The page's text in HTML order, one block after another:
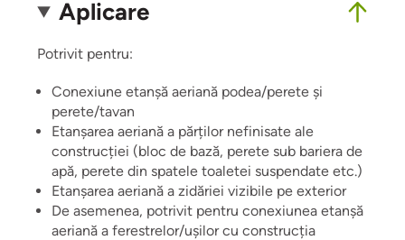
Aplicare
Potrivit pentru:
Conexiune etanșă aeriană podea/perete și
perete/tavan
Etanșarea aeriană a părților nefinisate ale
construcției (bloc de bază, perete sub bariera de
apă, perete din spatele toaletei suspendate etc.)
Etanșarea aeriană a zidăriei vizibile pe exterior
De asemenea, potrivit pentru conexiunea etanșă
aeriană a ferestrelor/ușilor cu construcția